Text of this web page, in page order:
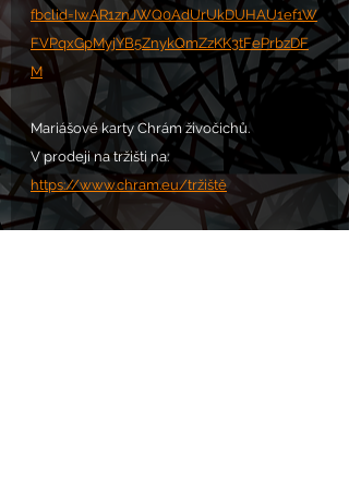
fbclid=IwAR1znJWQ0AdUrUkDUHAU1ef1W
FVPqxGpMyjYB5ZnykQmZzKK3tFePrbzDF
M
Mariášové karty Chrám živočichů.
V prodeji na tržišti na:
https://www.chram.eu/tržiště